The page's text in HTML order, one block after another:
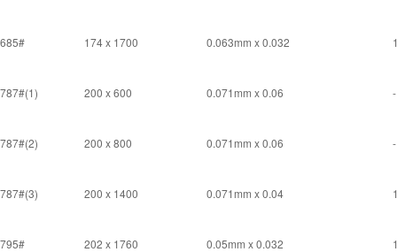
685# 174 x 1700 0.063mm x 0.032
787#(1) 200 x 600 0.071mm x 0.06 -
787#(2) 200 x 800 0.071mm x 0.06 -
787#(3) 200 x 1400 0.071mm x 0.04
795# 202 x 1760 0.05mm x 0.032